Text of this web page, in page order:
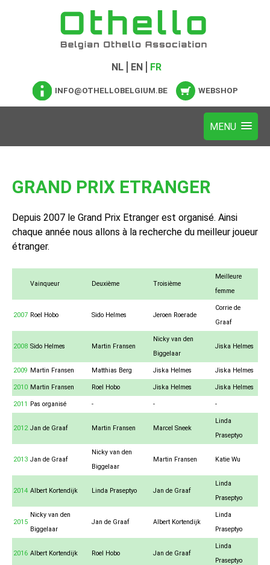
NL EN FR
INFO@OTHELLOBELGIUM.BE WEBSHOP
GRAND PRIX ETRANGER
Depuis 2007 le Grand Prix Etranger est organisé. Ainsi
chaque année nous allons à la recherche du meilleur joueur
étranger.
Vainqueur Deuxième Troisième
Meilleure
femme
2007 Roel Hobo Sido Helmes Jeroen Roerade
Corrie de
Graaf
2008 Sido Helmes Martin Fransen
Nicky van den
Biggelaar
Jiska Helmes
2009 Martin Fransen Matthias Berg Jiska Helmes Jiska Helmes
2010 Martin Fransen Roel Hobo Jiska Helmes Jiska Helmes
2011 Pas organisé - - -
2012 Jan de Graaf Martin Fransen Marcel Sneek
Linda
Praseptyo
2013 Jan de Graaf
Nicky van den
Biggelaar
Martin Fransen Katie Wu
2014 Albert Kortendijk Linda Praseptyo Jan de Graaf
Linda
Praseptyo
2015
Nicky van den
Biggelaar
Jan de Graaf Albert Kortendijk
Linda
Praseptyo
2016 Albert Kortendijk Roel Hobo Jan de Graaf
Linda
Praseptyo